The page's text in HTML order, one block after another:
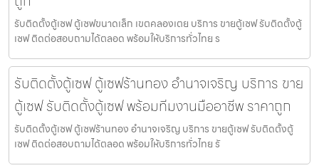
รับติดตั้งตู้เซฟ ตู้เซฟขนาดเล็ก เขตคลองเตย บริการ ขายตู้เซฟ รับติดตั้งตู้
เซฟ ติดต่อสอบถามได้ตลอด พร้อมให้บริการทั่วไทย ร
รับติดตั้งตู้เซฟ ตู้เซฟร้านทอง อำนาจเจริญ บริการ ขาย
ตู้เซฟ รับติดตั้งตู้เซฟ พร้อมทีมงานมืออาชีพ ราคาถูก
รับติดตั้งตู้เซฟ ตู้เซฟร้านทอง อำนาจเจริญ บริการ ขายตู้เซฟ รับติดตั้งตู้
เซฟ ติดต่อสอบถามได้ตลอด พร้อมให้บริการทั่วไทย รั